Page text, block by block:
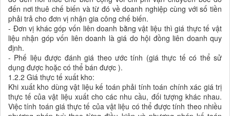
đến nơi thuê chế biến và từ đó về doanh nghiệp cùng với số tiền
phải trả cho đơn vị nhận gia công chế biến.
- Đơn vị khác góp vốn liên doanh bằng vật liệu thì giá thực tế vật
liệu nhận góp vốn liên doanh là giá do hội đồng liên doanh quy
định.
- Phế liệu được đánh giá theo ước tính (giá thực tế có thể sử
dụng được hoặc có thể bán được ).
1.2.2 Giá thực tế xuất kho:
Khi xuất kho dùng vật liệu kế toán phải tính toán chính xác giá trị
thực tế của vật liệu xuất cho các nhu cầu, đối tượng khác nhau.
Việc tính toán giá thực tế của vật liệu có thể được tính theo nhiều